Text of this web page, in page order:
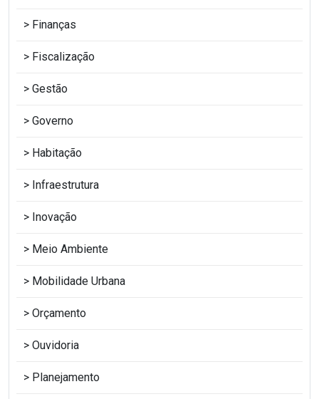
Finanças
Fiscalização
Gestão
Governo
Habitação
Infraestrutura
Inovação
Meio Ambiente
Mobilidade Urbana
Orçamento
Ouvidoria
Planejamento